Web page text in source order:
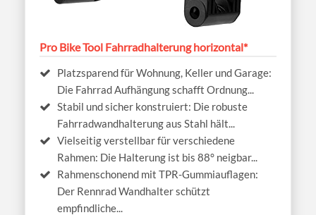
Pro Bike Tool Fahrradhalterung horizontal*
Platzsparend für Wohnung, Keller und Garage:
Die Fahrrad Aufhängung schafft Ordnung...
Stabil und sicher konstruiert: Die robuste
Fahrradwandhalterung aus Stahl hält...
Vielseitig verstellbar für verschiedene
Rahmen: Die Halterung ist bis 88° neigbar...
Rahmenschonend mit TPR-Gummiauflagen:
Der Rennrad Wandhalter schützt
empfindliche...